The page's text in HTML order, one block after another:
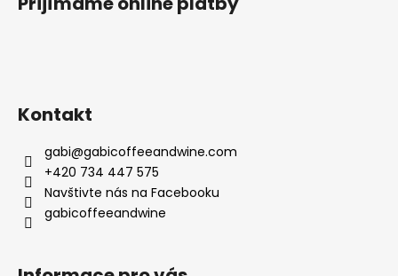
Kontakt
gabi@gabicoffeeandwine.com
+420 734 447 575
Navštivte nás na Facebooku
gabicoffeeandwine